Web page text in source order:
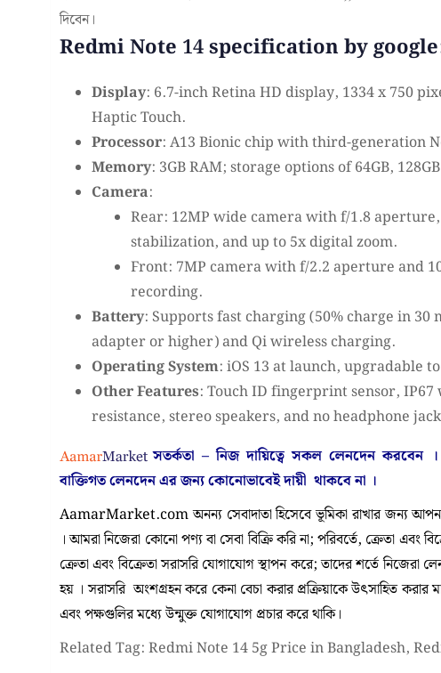
দিবেন।
Redmi Note 14 specification by
Display: 6.7-inch Retina HD display, 1334 x 750
Haptic Touch.
Processor: A13 Bionic chip with third-generation
Memory: 3GB RAM; storage options of 64GB,
Camera:
Rear: 12MP wide camera with f/1.8
stabilization, and up to 5x digital zoom.
Front: 7MP camera with f/2.2 aperture and
recording.
Battery: Supports fast charging (50% charge in 30
adapter or higher) and Qi wireless charging.
Operating System: iOS 13 at launch, upgradable
Other Features: Touch ID fingerprint sensor,
resistance, stereo speakers, and no headphone
সতর্কতা – নিজ দায়িত্বে সকল লেনদেন করবেন ।
বাক্তিগত লেনদেন এর জন্য কোনোভাবেইদায়ী থাকবে না ।
AamarMarket.com অনন্য সেবাদাতা হিসেবে ভূমিকা রাখার জন্য
। আমরা নিজেরা কোনো পণ্য বা সেবা বিক্রি করি না; পরিবর্তে, ক্রেতা এবং
ক্রেতা এবং বিক্রেতা সরাসরি যোগাযোগ স্থাপন করে; তাদের শর্তে নিজেরা
হয় । সরাসরি অংশগ্রহন করে কেনা বেচা করার প্রক্রিয়াকে উৎসাহিত করার
এবং পক্ষগুলির মধ্যে উন্মুক্ত যোগাযোগ প্রচার করে থাকি।
Related Tag: Redmi Note 14 5g Price in Bangladesh,